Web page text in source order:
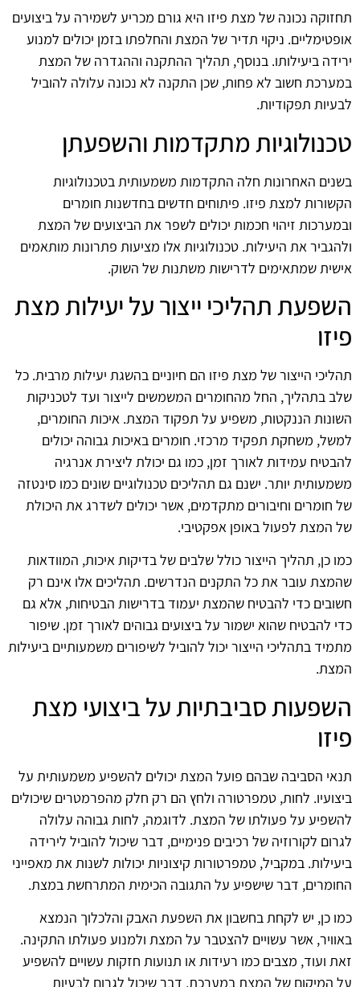
תחזוקה נכונה של מצת פיזו היא גורם מכריע לשמירה על ביצועים
אופטימליים. ניקוי תדיר של המצת והחלפתו בזמן יכולים למנוע
ירידה ביעילותו. בנוסף, תהליך ההתקנה וההגדרה של המצת
במערכת חשוב לא פחות, שכן התקנה לא נכונה עלולה להוביל
לבעיות תפקודיות.
טכנולוגיות מתקדמות והשפעתן
בשנים האחרונות חלה התקדמות משמעותית בטכנולוגיות
הקשורות למצת פיזו. פיתוחים חדשים בחדשנות חומרים
ובמערכות זיהוי חכמות יכולים לשפר את הביצועים של המצת
ולהגביר את היעילות. טכנולוגיות אלו מציעות פתרונות מותאמים
אישית שמתאימים לדרישות משתנות של השוק.
השפעת תהליכי ייצור על יעילות מצת
פיזו
תהליכי הייצור של מצת פיזו הם חיוניים בהשגת יעילות מרבית. כל
שלב בתהליך, החל מהחומרים המשמשים לייצור ועד לטכניקות
השונות הננקטות, משפיע על תפקוד המצת. איכות החומרים,
למשל, משחקת תפקיד מרכזי. חומרים באיכות גבוהה יכולים
להבטיח עמידות לאורך זמן, כמו גם יכולת ליצירת אנרגיה
משמעותית יותר. ישנם גם תהליכים טכנולוגיים שונים כמו סינטזה
של חומרים וחיבורים מתקדמים, אשר יכולים לשדרג את היכולת
של המצת לפעול באופן אפקטיבי.
כמו כן, תהליך הייצור כולל שלבים של בדיקות איכות, המוודאות
שהמצת עובר את כל התקנים הנדרשים. תהליכים אלו אינם רק
חשובים כדי להבטיח שהמצת יעמוד בדרישות הבטיחות, אלא גם
כדי להבטיח שהוא ישמור על ביצועים גבוהים לאורך זמן. שיפור
מתמיד בתהליכי הייצור יכול להוביל לשיפורים משמעותיים ביעילות
המצת.
השפעות סביבתיות על ביצועי מצת
פיזו
תנאי הסביבה שבהם פועל המצת יכולים להשפיע משמעותית על
ביצועיו. לחות, טמפרטורה ולחץ הם רק חלק מהפרמטרים שיכולים
להשפיע על פעולתו של המצת. לדוגמה, לחות גבוהה עלולה
לגרום לקורוזיה של רכיבים פנימיים, דבר שיכול להוביל לירידה
ביעילות. במקביל, טמפרטורות קיצוניות יכולות לשנות את מאפייני
החומרים, דבר שישפיע על התגובה הכימית המתרחשת במצת.
כמו כן, יש לקחת בחשבון את השפעת האבק והלכלוך הנמצא
באוויר, אשר עשויים להצטבר על המצת ולמנוע פעולתו התקינה.
זאת ועוד, מצבים כמו רעידות או תנועות חזקות עשויים להשפיע
על המיקום של המצת במערכת, דבר שיכול לגרום לבעיות